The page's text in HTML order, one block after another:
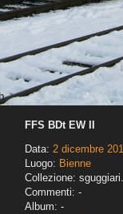
FFS BDt EW II
Data: 2 dicembre
Luogo: Bienne
Collezione:
Commenti: -
Album: -